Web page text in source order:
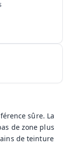
sûre. La
de zone plus
de teinture